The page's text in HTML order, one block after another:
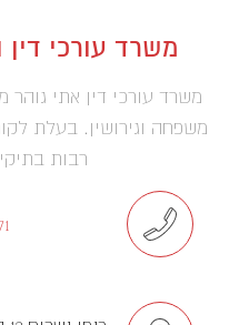
משרד עורכי דין
משרד עורכי דין אתי גוהר
משפחה וגירושין. בעלת
רבות